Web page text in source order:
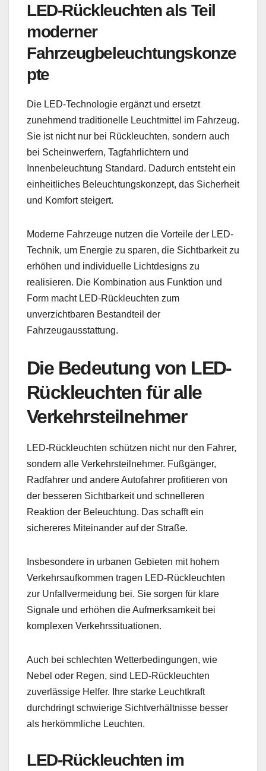
LED-Rückleuchten als Teil
moderner
Fahrzeugbeleuchtungskonze
pte
Die LED-Technologie ergänzt und ersetzt
zunehmend traditionelle Leuchtmittel im Fahrzeug.
Sie ist nicht nur bei Rückleuchten, sondern auch
bei Scheinwerfern, Tagfahrlichtern und
Innenbeleuchtung Standard. Dadurch entsteht ein
einheitliches Beleuchtungskonzept, das Sicherheit
und Komfort steigert.
Moderne Fahrzeuge nutzen die Vorteile der LED-
Technik, um Energie zu sparen, die Sichtbarkeit zu
erhöhen und individuelle Lichtdesigns zu
realisieren. Die Kombination aus Funktion und
Form macht LED-Rückleuchten zum
unverzichtbaren Bestandteil der
Fahrzeugausstattung.
Die Bedeutung von LED-
Rückleuchten für alle
Verkehrsteilnehmer
LED-Rückleuchten schützen nicht nur den Fahrer,
sondern alle Verkehrsteilnehmer. Fußgänger,
Radfahrer und andere Autofahrer profitieren von
der besseren Sichtbarkeit und schnelleren
Reaktion der Beleuchtung. Das schafft ein
sichereres Miteinander auf der Straße.
Insbesondere in urbanen Gebieten mit hohem
Verkehrsaufkommen tragen LED-Rückleuchten
zur Unfallvermeidung bei. Sie sorgen für klare
Signale und erhöhen die Aufmerksamkeit bei
komplexen Verkehrssituationen.
Auch bei schlechten Wetterbedingungen, wie
Nebel oder Regen, sind LED-Rückleuchten
zuverlässige Helfer. Ihre starke Leuchtkraft
durchdringt schwierige Sichtverhältnisse besser
als herkömmliche Leuchten.
LED-Rückleuchten im